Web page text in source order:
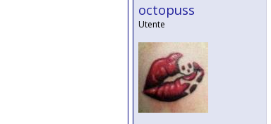
octopuss
Utente